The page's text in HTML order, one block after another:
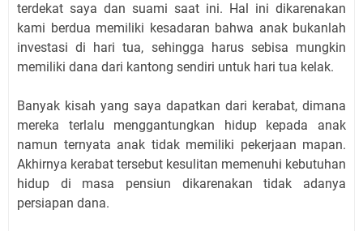
terdekat saya dan suami saat ini. Hal ini dikarenakan
kami berdua memiliki kesadaran bahwa anak bukanlah
investasi di hari tua, sehingga harus sebisa mungkin
memiliki dana dari kantong sendiri untuk hari tua kelak.
Banyak kisah yang saya dapatkan dari kerabat, dimana
mereka terlalu menggantungkan hidup kepada anak
namun ternyata anak tidak memiliki pekerjaan mapan.
Akhirnya kerabat tersebut kesulitan memenuhi kebutuhan
hidup di masa pensiun dikarenakan tidak adanya
persiapan dana.